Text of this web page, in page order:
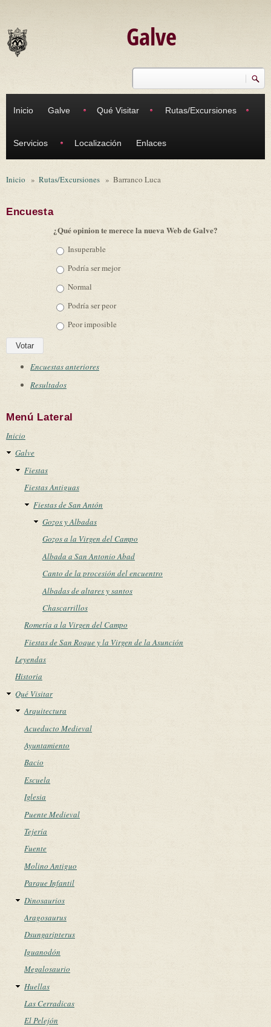
Galve
Formulario de búsqueda
Buscar
Inicio Galve Qué Visitar Rutas/Excursiones
Servicios Localización Enlaces
Inicio » Rutas/Excursiones » Barranco Luca
Encuesta
¿Qué opinion te merece la nueva Web de Galve?
Opciones
Insuperable
Podría ser mejor
Normal
Podría ser peor
Peor imposible
Encuestas anteriores
Resultados
Menú Lateral
Inicio
Galve
Fiestas
Fiestas Antiguas
Fiestas de San Antón
Gozos y Albadas
Gozos a la Virgen del Campo
Albada a San Antonio Abad
Canto de la procesión del encuentro
Albadas de altares y santos
Chascarrillos
Romería a la Virgen del Campo
Fiestas de San Roque y la Virgen de la Asunción
Leyendas
Historia
Qué Visitar
Arquitectura
Acueducto Medieval
Ayuntamiento
Bacio
Escuela
Iglesia
Puente Medieval
Tejería
Fuente
Molino Antiguo
Parque Infantil
Dinosaurios
Aragosaurus
Dsungaripterus
Iguanodón
Megalosaurio
Huellas
Las Cerradicas
El Pelejón